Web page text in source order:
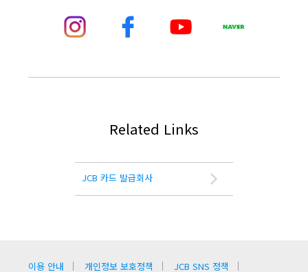
Related Links
JCB 카드 발급회사
이용 안내 개인정보 보호정책 JCB SNS 정책